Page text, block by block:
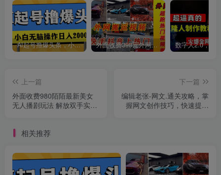
AI起号撸爆头条，小白也能操作，日入2000+ 外面收费398元外网超跑豪车汽车视频搬运至快手抖音上热门项目
上一篇
外面收费980陌陌最新美女
无人播剧玩法 解放双手实现
下一篇
编辑老张-网文.通关攻略，掌
握网文创作技巧，快速提升
相关推荐